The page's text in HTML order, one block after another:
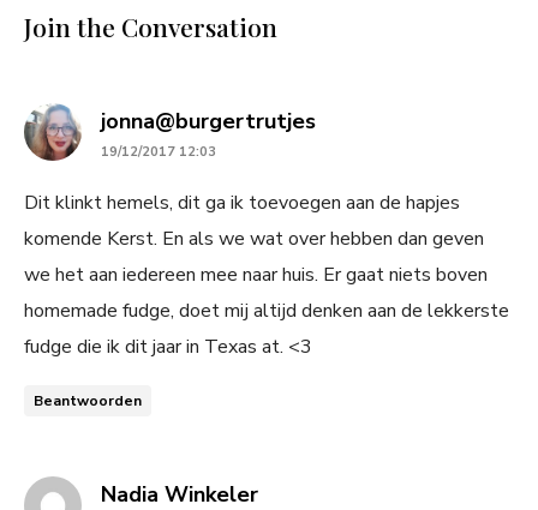
Join the Conversation
jonna@burgertrutjessays:
19/12/2017 12:03
Dit klinkt hemels, dit ga ik toevoegen aan de hapjes
komende Kerst. En als we wat over hebben dan geven
we het aan iedereen mee naar huis. Er gaat niets boven
homemade fudge, doet mij altijd denken aan de lekkerste
fudge die ik dit jaar in Texas at. <3
Beantwoorden
Nadia Winkelersays: